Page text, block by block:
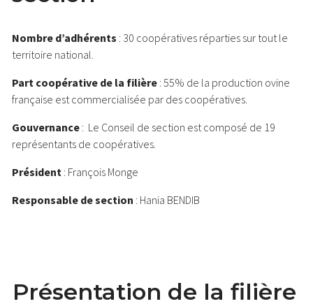
Nombre d’adhérents : 30 coopératives réparties sur tout le
territoire national.
Part coopérative de la filière : 55% de la production ovine
française est commercialisée par des coopératives.
Gouvernance: Le Conseil de section est composé de 19
représentants de coopératives.
Président : François Monge
Responsable de section : Hania BENDIB
Présentation de la filière